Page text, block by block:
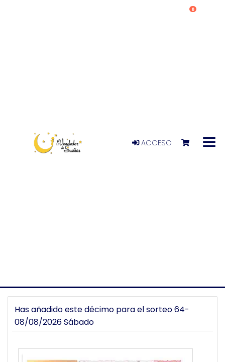
ACCESO
0
Has añadido este décimo para el sorteo 64-
08/08/2026 Sábado